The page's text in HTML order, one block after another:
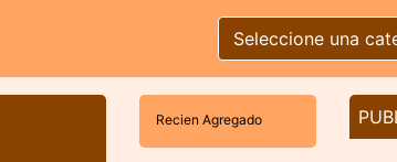
Seleccione una
Recien Agregado